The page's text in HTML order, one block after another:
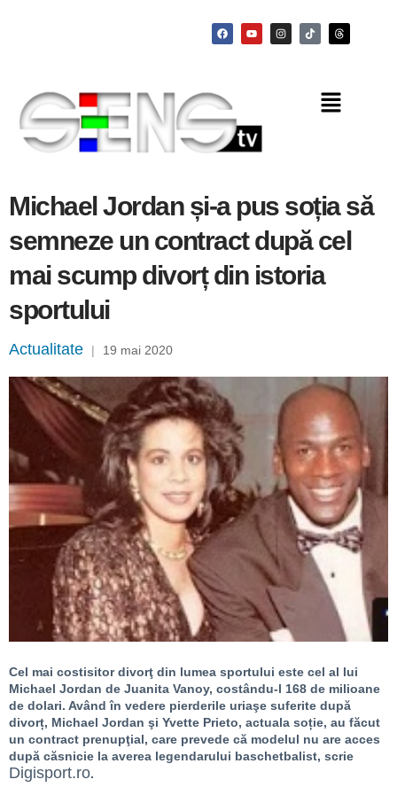
Michael Jordan și-a pus soția să
semneze un contract după cel
mai scump divorț din istoria
sportului
Actualitate | 19 mai 2020
Cel mai costisitor divorţ din lumea sportului este cel al lui
Michael Jordan de Juanita Vanoy, costându-l 168 de milioane
de dolari. Având în vedere pierderile uriaşe suferite după
divorț, Michael Jordan şi Yvette Prieto, actuala soție, au făcut
un contract prenupţial, care prevede că modelul nu are acces
după căsnicie la averea legendarului baschetbalist, scrie
Digisport.ro.